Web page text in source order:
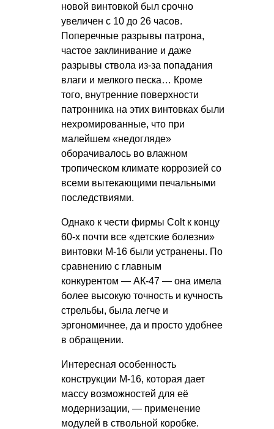
новой винтовкой был срочно
увеличен с 10 до 26 часов.
Поперечные разрывы патрона,
частое заклинивание и даже
разрывы ствола из-за попадания
влаги и мелкого песка… Кроме
того, внутренние поверхности
патронника на этих винтовках были
нехромированные, что при
малейшем «недогляде»
оборачивалось во влажном
тропическом климате коррозией со
всеми вытекающими печальными
последствиями.
Однако к чести фирмы Colt к концу
60-х почти все «детские болезни»
винтовки М-16 были устранены. По
сравнению с главным
конкурентом — АК-47 — она имела
более высокую точность и кучность
стрельбы, была легче и
эргономичнее, да и просто удобнее
в обращении.
Интересная особенность
конструкции М-16, которая дает
массу возможностей для её
модернизации, — применение
модулей в ствольной коробке.